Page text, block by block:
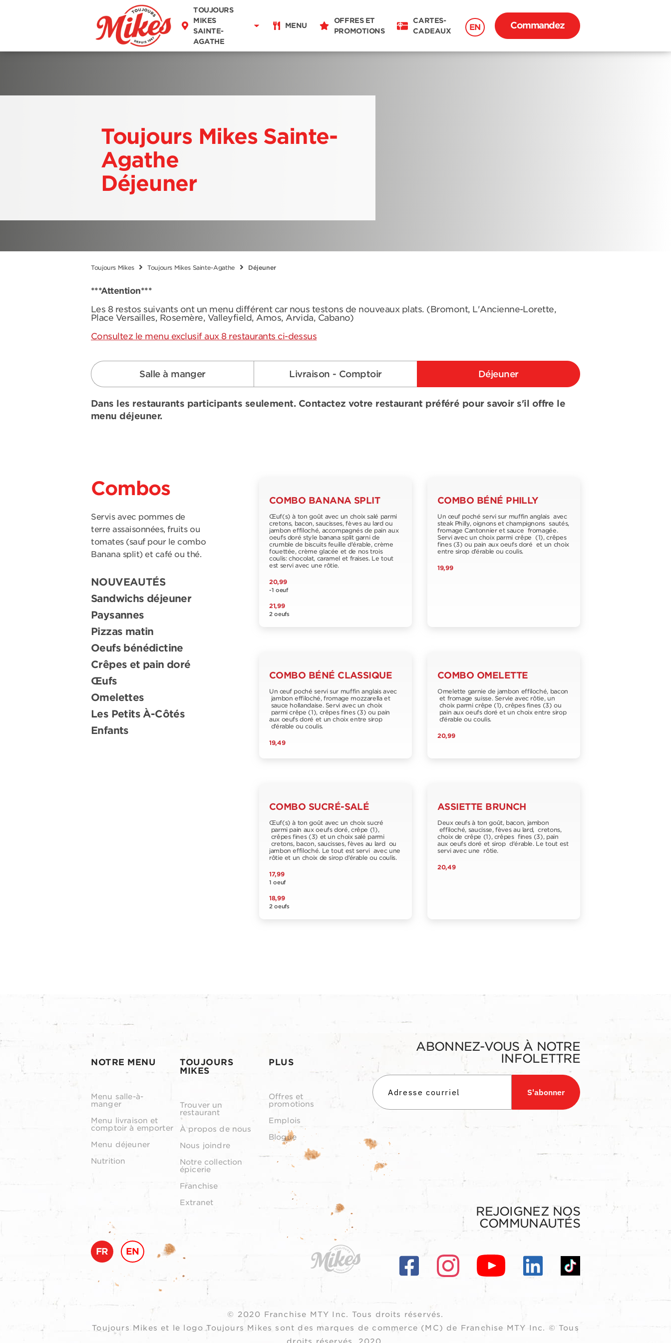
TOUJOURS
MIKES
SAINTE-
AGATHE
DÉCOUVREZ
NOTRE MENU
Pour emporterMENU
OFFRES ET
PROMOTIONS
CARTES-
CADEAUX
EN Commandez
Toujours Mikes Sainte-
Agathe
Déjeuner
Toujours Mikes Toujours Mikes Sainte-Agathe Déjeuner
***Attention***
Les 8 restos suivants ont un menu différent car nous testons de nouveaux plats. (Bromont, L'Ancienne-Lorette,
Place Versailles, Rosemère, Valleyfield, Amos, Arvida, Cabano)
Consultez le menu exclusif aux 8 restaurants ci-dessus
Salle à manger Livraison - Comptoir Déjeuner
Dans les restaurants participants seulement. Contactez votre restaurant préféré pour savoir s'il offre le
menu déjeuner.
Combos
Servis avec pommes de
terre assaisonnées, fruits ou
tomates (sauf pour le combo
Banana split) et café ou thé.
NOUVEAUTÉS
Sandwichs déjeuner
Paysannes
Pizzas matin
Oeufs bénédictine
Crêpes et pain doré
Œufs
Omelettes
Les Petits À-Côtés
Enfants
COMBO BANANA SPLIT
Œuf(s) à ton goût avec un choix salé parmi
cretons, bacon, saucisses, fèves au lard ou
jambon effiloché, accompagnés de pain aux
oeufs doré style banana split garni de
crumble de biscuits feuille d'érable, crème
fouettée, crème glacée et de nos trois
coulis: chocolat, caramel et fraises. Le tout
est servi avec une rôtie.
20,99
-1 oeuf
21,99
2 oeufs
COMBO BÉNÉ PHILLY
Un œuf poché servi sur muffin anglais avec
steak Philly, oignons et champignons sautés,
fromage Cantonnier et sauce fromagée.
Servi avec un choix parmi crêpe (1), crêpes
fines (3) ou pain aux oeufs doré et un choix
entre sirop d’érable ou coulis.
19,99
COMBO BÉNÉ CLASSIQUE
Un œuf poché servi sur muffin anglais avec
jambon effiloché, fromage mozzarella et
sauce hollandaise. Servi avec un choix
parmi crêpe (1), crêpes fines (3) ou pain
aux oeufs doré et un choix entre sirop
d’érable ou coulis.
19,49
COMBO OMELETTE
Omelette garnie de jambon effiloché, bacon
et fromage suisse. Servie avec rôtie, un
choix parmi crêpe (1), crêpes fines (3) ou
pain aux oeufs doré et un choix entre sirop
d’érable ou coulis.
20,99
COMBO SUCRÉ-SALÉ
Œuf(s) à ton goût avec un choix sucré
parmi pain aux oeufs doré, crêpe (1),
crêpes fines (3) et un choix salé parmi
cretons, bacon, saucisses, fèves au lard ou
jambon effiloché. Le tout est servi avec une
rôtie et un choix de sirop d’érable ou coulis.
17,99
1 oeuf
18,99
2 oeufs
ASSIETTE BRUNCH
Deux œufs à ton goût, bacon, jambon
effiloché, saucisse, fèves au lard, cretons,
choix de crêpe (1), crêpes fines (3), pain
aux oeufs doré et sirop d'érable. Le tout est
servi avec une rôtie.
20,49
NOTRE MENU
Menu salle-à-
manger
Menu livraison et
comptoir à emporter
Menu déjeuner
Nutrition
TOUJOURS
MIKES
Trouver un
restaurant
À propos de nous
Nous joindre
Notre collection
épicerie
Franchise
Extranet
PLUS
Offres et
promotions
Emplois
Blogue
ABONNEZ-VOUS À NOTRE
INFOLETTRE
S'abonner
FR EN
REJOIGNEZ NOS
COMMUNAUTÉS
© 2020 Franchise MTY Inc. Tous droits réservés.
Toujours Mikes et le logo Toujours Mikes sont des marques de commerce (MC) de Franchise MTY Inc. © Tous